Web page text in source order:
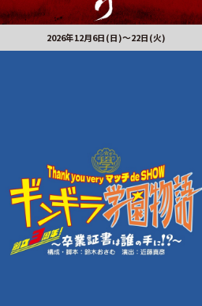
2026年12月6日(日)～22日(火)